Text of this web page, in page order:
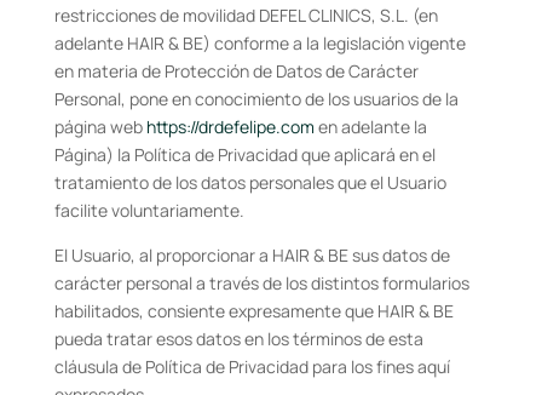
restricciones de movilidad DEFEL CLINICS, S.L. (en
adelante HAIR & BE) conforme a la legislación vigente
en materia de Protección de Datos de Carácter
Personal, pone en conocimiento de los usuarios de la
página web https://drdefelipe.com en adelante la
Página) la Política de Privacidad que aplicará en el
tratamiento de los datos personales que el Usuario
facilite voluntariamente.
El Usuario, al proporcionar a HAIR & BE sus datos de
carácter personal a través de los distintos formularios
habilitados, consiente expresamente que HAIR & BE
pueda tratar esos datos en los términos de esta
cláusula de Política de Privacidad para los fines aquí